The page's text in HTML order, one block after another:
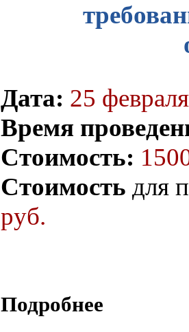
Дата: 25
Время
Стоимость:
Стоимость для
руб.
Подробнее